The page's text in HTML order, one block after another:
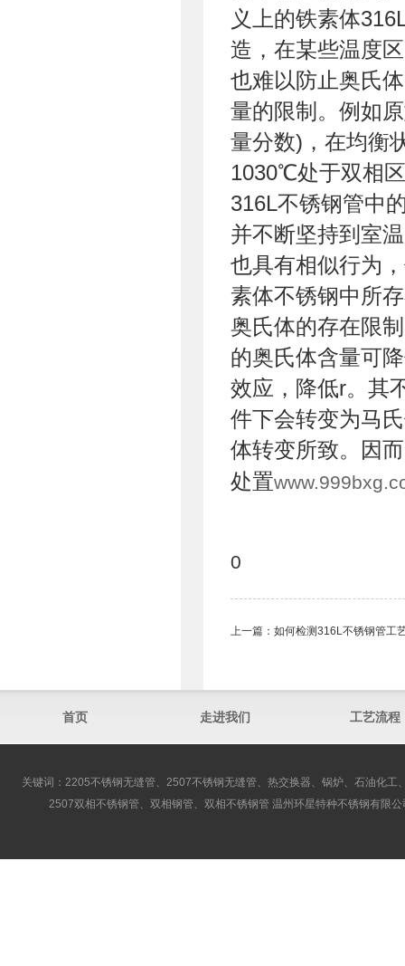
义上的铁素体
造，在某些温度
也难以防止奥氏
量的限制。例如
量分数)，在均衡
1030℃处于双相
316L不锈钢管中
并不断坚持到室
也具有相似行为
素体不锈钢中所
奥氏体的存在限
的奥氏体含量可
效应，降低r。其
件下会转变为马
体转变所致。因
处置
0
上一篇： 如何检测316L不锈钢管工
首页 走进我们 工艺流程
关键词：2205不锈钢无缝管、2507不锈钢无缝管、热交换器、锅炉、石油化
2507双相不锈钢管、双相钢管、双相不锈钢管 温州环星特种不锈钢有限